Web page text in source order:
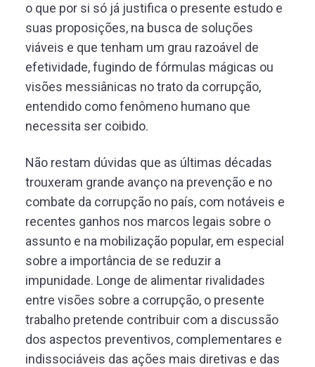
o que por si só já justifica o presente estudo e
suas proposições, na busca de soluções
viáveis e que tenham um grau razoável de
efetividade, fugindo de fórmulas mágicas ou
visões messiânicas no trato da corrupção,
entendido como fenômeno humano que
necessita ser coibido.
Não restam dúvidas que as últimas décadas
trouxeram grande avanço na prevenção e no
combate da corrupção no país, com notáveis e
recentes ganhos nos marcos legais sobre o
assunto e na mobilização popular, em especial
sobre a importância de se reduzir a
impunidade. Longe de alimentar rivalidades
entre visões sobre a corrupção, o presente
trabalho pretende contribuir com a discussão
dos aspectos preventivos, complementares e
indissociáveis das ações mais diretivas e das